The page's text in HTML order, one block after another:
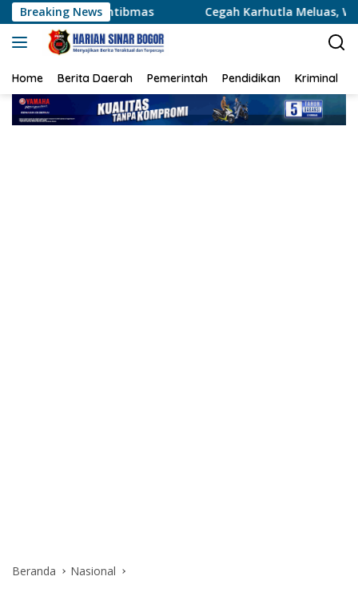
Langsung
ke
konten
Breaking NewsCegah Karhutla Meluas, Wakapolda Riau dan
Home Berita Daerah Pemerintah Pendidikan Kriminal
Beranda Nasional